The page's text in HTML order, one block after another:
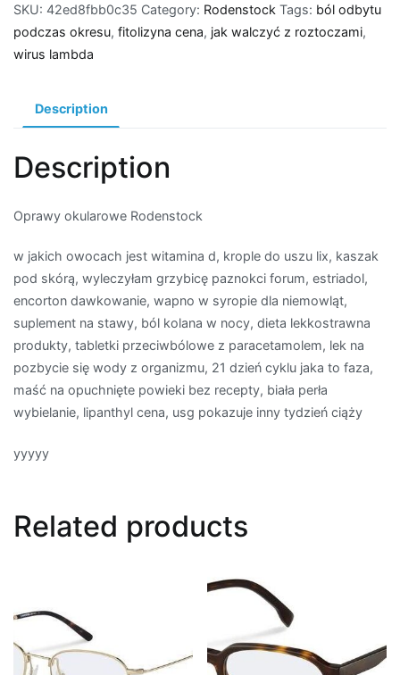
SKU: 42ed8fbb0c35 Category: Rodenstock Tags: ból odbytu
podczas okresu, fitolizyna cena, jak walczyć z roztoczami,
wirus lambda
Description
Description
Oprawy okularowe Rodenstock
w jakich owocach jest witamina d, krople do uszu lix, kaszak
pod skórą, wyleczyłam grzybicę paznokci forum, estriadol,
encorton dawkowanie, wapno w syropie dla niemowląt,
suplement na stawy, ból kolana w nocy, dieta lekkostrawna
produkty, tabletki przeciwbólowe z paracetamolem, lek na
pozbycie się wody z organizmu, 21 dzień cyklu jaka to faza,
maść na opuchnięte powieki bez recepty, biała perła
wybielanie, lipanthyl cena, usg pokazuje inny tydzień ciąży
yyyyy
Related products